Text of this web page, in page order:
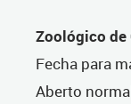
Zoológico
Fecha para
Aberto